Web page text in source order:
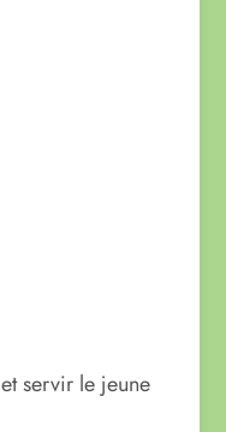
servir le jeune